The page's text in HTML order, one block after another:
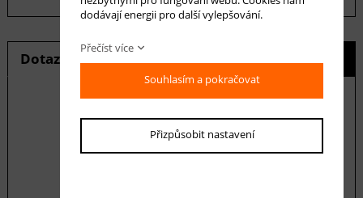
Dotaz na produkt Hlídání ceny
dodávají energii pro další vylepšování.
Přečíst více
Souhlasím a pokračovat
Přizpůsobit nastavení